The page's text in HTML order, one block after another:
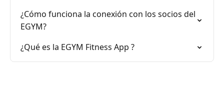
¿Cómo funciona la conexión con los socios del
EGYM?
¿Qué es la EGYM Fitness App ?